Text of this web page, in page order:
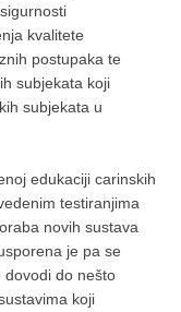
kvalitete
postupaka te
subjekata koji
subjekata u
edukaciji carinskih
testiranjima
novih sustava
je pa se
dovodi do nešto
koji